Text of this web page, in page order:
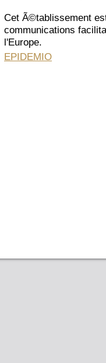
Cet Ã©tablissement
communications
l'Europe.
EPIDEMIO